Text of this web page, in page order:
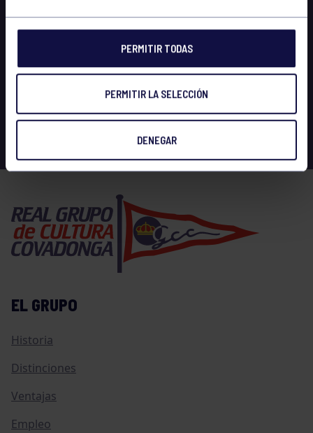
PERMITIR TODAS
PERMITIR LA SELECCIÓN
DENEGAR
EL GRUPO
Historia
Distinciones
Ventajas
Empleo